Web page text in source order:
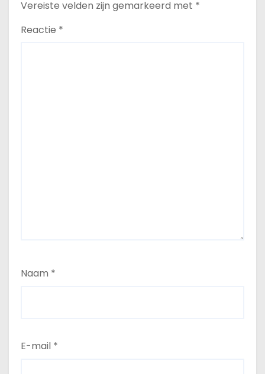
Vereiste velden zijn gemarkeerd met *
Reactie *
Naam *
E-mail *